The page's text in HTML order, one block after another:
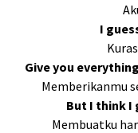
I
Give you
Memberikanmu
But I think I
Membuatku